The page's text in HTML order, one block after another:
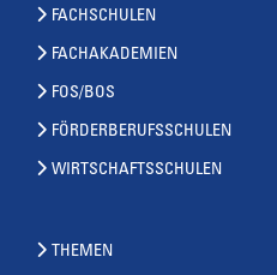
FACHSCHULEN
FACHAKADEMIEN
FOS/BOS
FÖRDERBERUFSSCHULEN
WIRTSCHAFTSSCHULEN
THEMEN